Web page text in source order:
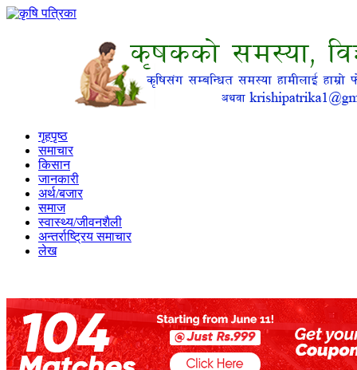
गृहपृष्ठ
समाचार
किसान
जानकारी
अर्थ/बजार
समाज
स्वास्थ्य/जीवनशैली
अन्तर्राष्ट्रिय समाचार
लेख